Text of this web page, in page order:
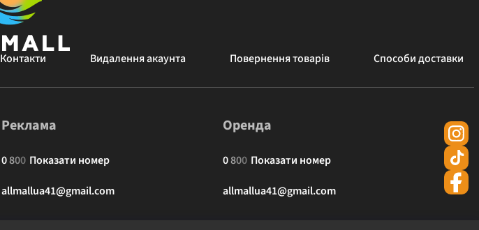
Контакти Видалення акаунта Повернення товарів Способи доставки
Реклама
0800 Показати номер
allmallua41@gmail.com
Оренда
0800 Показати номер
allmallua41@gmail.com